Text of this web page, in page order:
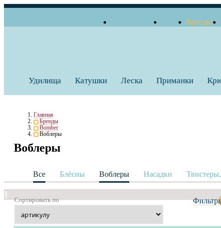
Бренды
Удилища Катушки Леска Приманки
Главная
Бренды
Bomber
Воблеры
Воблеры
Все Блёсны Воблеры Насадки
Сортировать по